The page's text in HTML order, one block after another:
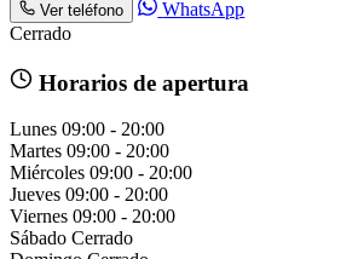
Ver teléfono
WhatsApp
Cerrado
Horarios de apertura
Lunes 09:00 - 20:00
Martes 09:00 - 20:00
Miércoles 09:00 - 20:00
Jueves 09:00 - 20:00
Viernes 09:00 - 20:00
Sábado Cerrado